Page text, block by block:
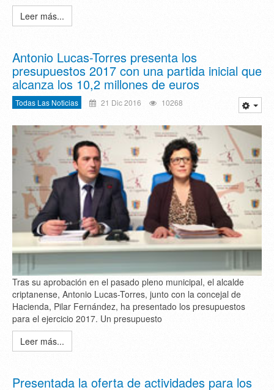
Leer más...
Antonio Lucas-Torres presenta los
presupuestos 2017 con una partida inicial que
alcanza los 10,2 millones de euros
Todas Las Noticias 21 Dic 2016 10268
Tras su aprobación en el pasado pleno municipal, el alcalde
criptanense, Antonio Lucas-Torres, junto con la concejal de
Hacienda, Pilar Fernández, ha presentado los presupuestos
para el ejercicio 2017. Un presupuesto
Leer más...
Presentada la oferta de actividades para los